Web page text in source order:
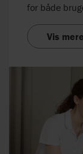
for både
Vis mere